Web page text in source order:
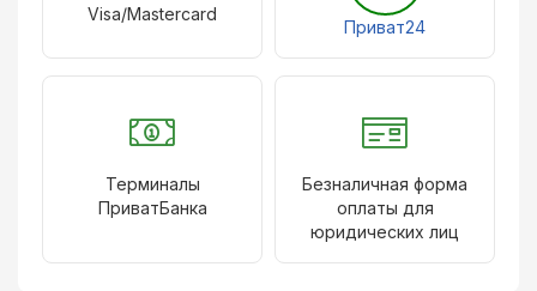
Visa/Mastercard
Приват24
Терминалы
ПриватБанка
Безналичная форма
оплаты для
юридических лиц